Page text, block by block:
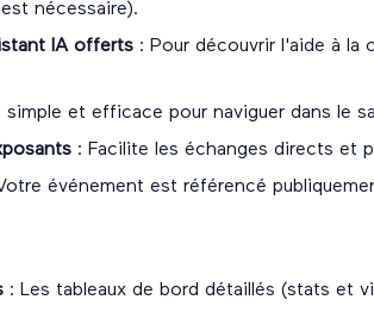
nécessaire).
IA offerts : Pour découvrir l'aide à la
simple et efficace pour naviguer dans le
: Facilite les échanges directs et
événement est référencé
: Les tableaux de bord détaillés (stats et